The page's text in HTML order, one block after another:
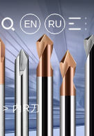
EN RU
>内R刀